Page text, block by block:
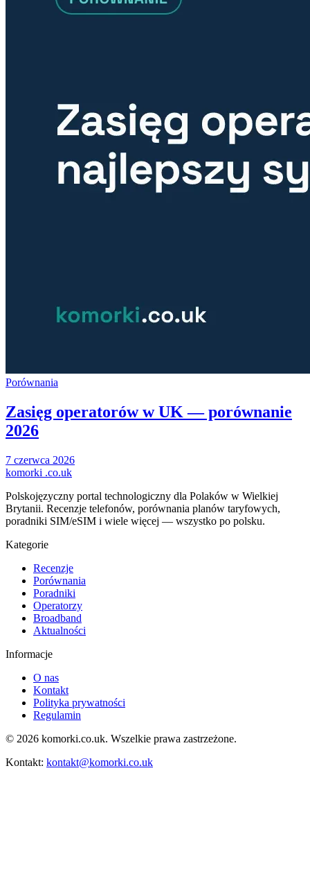
Porównania
Zasięg operatorów w UK — porównanie
2026
7 czerwca 2026
komorki .co.uk
Polskojęzyczny portal technologiczny dla Polaków w Wielkiej
Brytanii. Recenzje telefonów, porównania planów taryfowych,
poradniki SIM/eSIM i wiele więcej — wszystko po polsku.
Kategorie
Recenzje
Porównania
Poradniki
Operatorzy
Broadband
Aktualności
Informacje
O nas
Kontakt
Polityka prywatności
Regulamin
© 2026 komorki.co.uk. Wszelkie prawa zastrzeżone.
Kontakt: kontakt@komorki.co.uk